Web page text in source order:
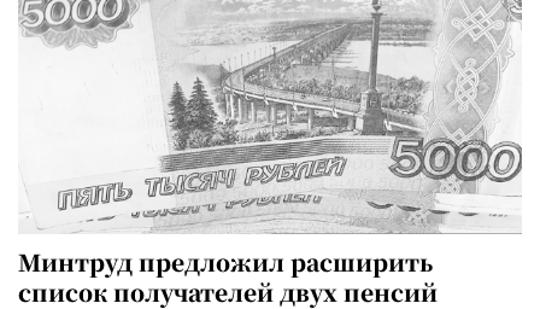
Минтруд предложил расширить
список получателей двух пенсий